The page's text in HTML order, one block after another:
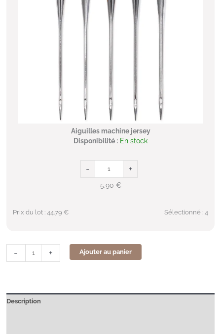
Aiguilles machine jersey
Disponibilité : En stock
- +
5.90 €
Prix du lot : 44.79 € Sélectionné : 4
- + Ajouter au panier
Description